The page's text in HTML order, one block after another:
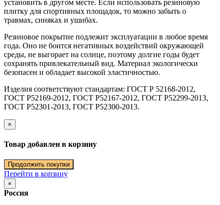
установить в другом месте. Если использовать резиновую
плитку для спортивных площадок, то можно забыть о
травмах, синяках и ушибах.
Резиновое покрытие подлежит эксплуатации в любое время
года. Оно не боится негативных воздействий окружающей
среды, не выгорает на солнце, поэтому долгие годы будет
сохранять привлекательный вид. Материал экологически
безопасен и обладает высокой эластичностью.
Изделия соответствуют стандартам: ГОСТ Р 52168-2012,
ГОСТ Р52169-2012, ГОСТ Р52167-2012, ГОСТ Р52299-2013,
ГОСТ Р52301-2013, ГОСТ Р52300-2013.
×
Товар добавлен в корзину
Продолжить покупки
Перейти в корзину
×
Россия